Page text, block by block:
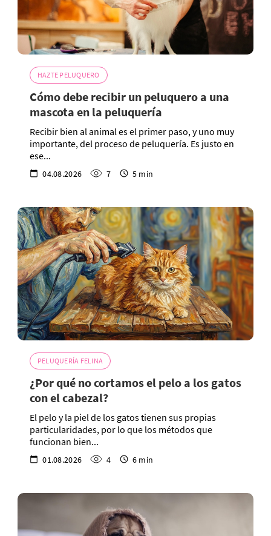
HAZTE PELUQUERO
Cómo debe recibir un peluquero a una
mascota en la peluquería
Recibir bien al animal es el primer paso, y uno muy
importante, del proceso de peluquería. Es justo en
ese...
04.08.2026 7 5 min
PELUQUERÍA FELINA
¿Por qué no cortamos el pelo a los gatos
con el cabezal?
El pelo y la piel de los gatos tienen sus propias
particularidades, por lo que los métodos que
funcionan bien...
01.08.2026 4 6 min